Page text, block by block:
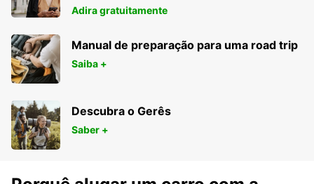
Adira gratuitamente
Manual de preparação para uma road trip
Saiba +
Descubra o Gerês
Saber +